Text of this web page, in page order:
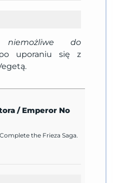
niemożliwe do
uporaniu się z
/ Emperor No
Complete the Frieza Saga.